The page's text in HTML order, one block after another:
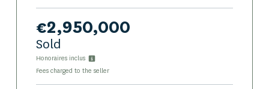
€2,950,000
Sold
Honoraires inclus
Fees charged to the seller